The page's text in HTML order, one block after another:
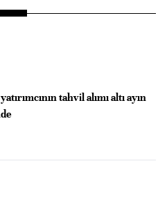
tahvil alımı altı ayın